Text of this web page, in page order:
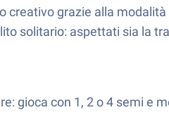
creativo grazie alla
solitario: aspettati sia la
gioca con 1, 2 o 4 semi e